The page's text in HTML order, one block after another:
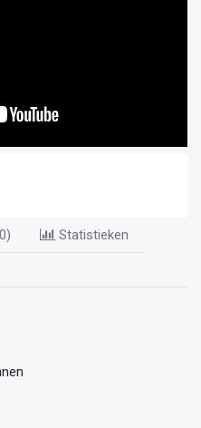
0) Statistieken